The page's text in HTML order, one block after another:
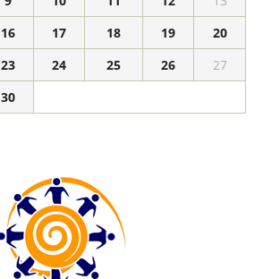
16 17 18 19
20
23 24 25 26
27
30